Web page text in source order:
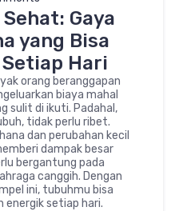
Gaya
yang Bisa
Hari
orang beranggapan
biaya mahal
sulit di ikuti. Padahal,
tidak perlu ribet.
dan perubahan kecil
dampak besar
bergantung pada
canggih. Dengan
ini, tubuhmu bisa
energik setiap hari.